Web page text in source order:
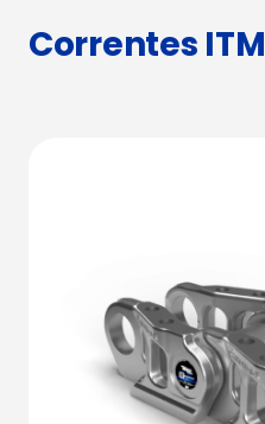
Correntes ITM